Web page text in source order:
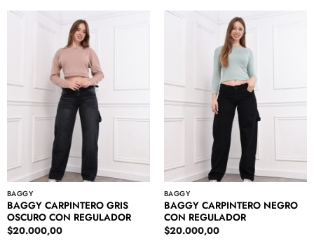
BAGGY
BAGGY CARPINTERO GRIS
OSCURO CON REGULADOR
$20.000,00
BAGGY
BAGGY CARPINTERO NEGRO
CON REGULADOR
$20.000,00